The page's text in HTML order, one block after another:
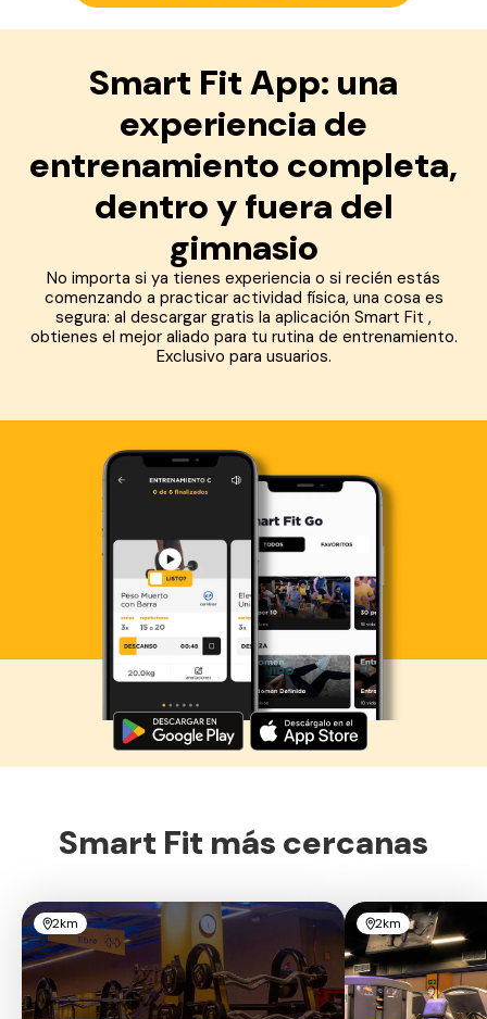
Smart Fit App: una
experiencia de
entrenamiento completa,
dentro y fuera del
gimnasio
No importa si ya tienes experiencia o si recién estás
comenzando a practicar actividad física, una cosa es
segura: al descargar gratis la aplicación Smart Fit ,
obtienes el mejor aliado para tu rutina de entrenamiento.
Exclusivo para usuarios.
Descarga ahora lo Smart Fit App
Smart Fit más cercanas
2km 2km